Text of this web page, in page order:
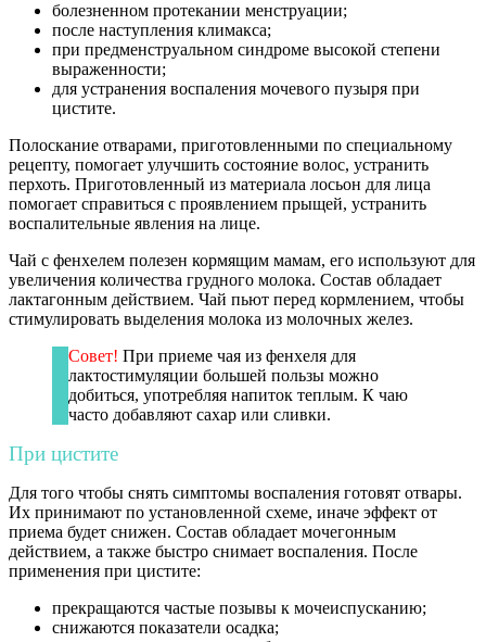
болезненном протекании менструации;
после наступления климакса;
при предменструальном синдроме высокой степени
выраженности;
для устранения воспаления мочевого пузыря при
цистите.
Полоскание отварами, приготовленными по специальному
рецепту, помогает улучшить состояние волос, устранить
перхоть. Приготовленный из материала лосьон для лица
помогает справиться с проявлением прыщей, устранить
воспалительные явления на лице.
Чай с фенхелем полезен кормящим мамам, его используют для
увеличения количества грудного молока. Состав обладает
лактагонным действием. Чай пьют перед кормлением, чтобы
стимулировать выделения молока из молочных желез.
Совет! При приеме чая из фенхеля для
лактостимуляции большей пользы можно
добиться, употребляя напиток теплым. К чаю
часто добавляют сахар или сливки.
При цистите
Для того чтобы снять симптомы воспаления готовят отвары.
Их принимают по установленной схеме, иначе эффект от
приема будет снижен. Состав обладает мочегонным
действием, а также быстро снимает воспаления. После
применения при цистите:
прекращаются частые позывы к мочеиспусканию;
снижаются показатели осадка;